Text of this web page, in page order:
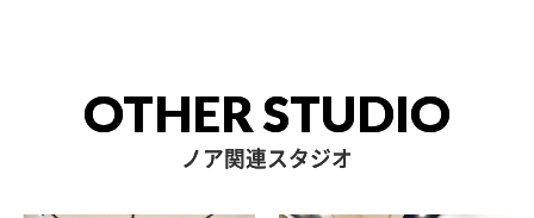
OTHER STUDIO
ノア関連スタジオ